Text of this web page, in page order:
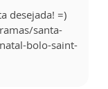
desejada! =)
santa-
bolo-saint-